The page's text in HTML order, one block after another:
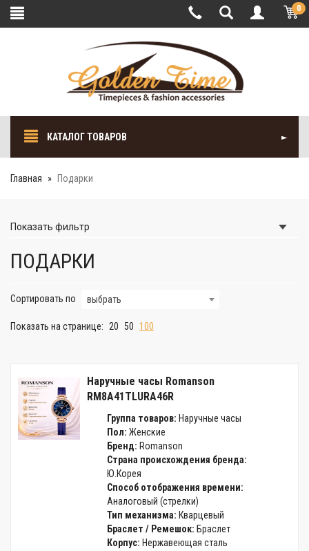
0
КАТАЛОГ ТОВАРОВ
Главная Подарки
Показать фильтр
ПОДАРКИ
Сортировать по выбрать
Показать на странице: 20 50 100
Наручные часы Romanson
RM8A41TLURA46R
Группа товаров: Наручные часы
Пол: Женские
Бренд: Romanson
Страна происхождения бренда:
Ю.Корея
Способ отображения времени:
Аналоговый (стрелки)
Тип механизма: Кварцевый
Браслет / Ремешок: Браслет
Корпус: Нержавеющая сталь